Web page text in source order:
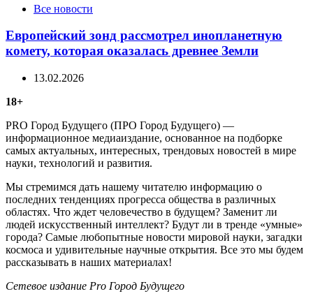
CategoriesВсе новости
Европейский зонд рассмотрел инопланетную
комету, которая оказалась древнее Земли
13.02.2026
18+
PRO Город Будущего (ПРО Город Будущего) —
информационное медиаиздание, основанное на подборке
самых актуальных, интересных, трендовых новостей в мире
науки, технологий и развития.
Мы стремимся дать нашему читателю информацию о
последних тенденциях прогресса общества в различных
областях. Что ждет человечество в будущем? Заменит ли
людей искусственный интеллект? Будут ли в тренде «умные»
города? Самые любопытные новости мировой науки, загадки
космоса и удивительные научные открытия. Все это мы будем
рассказывать в наших материалах!
Сетевое издание Рrо Город Будущего